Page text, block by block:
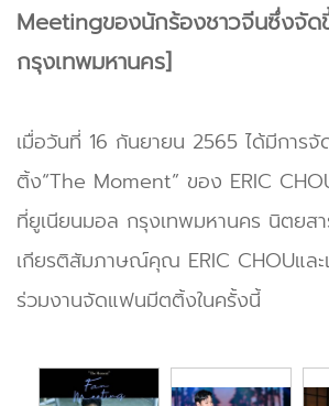
Meetingของนักร้องชาวจีนซึ่งจัด
กรุงเทพมหานคร]
เมื่อวันที่ 16 กันยายน 2565 ได้มีการ
ติ้ง“The Moment” ของ ERIC
ที่ยูเนียนมอล กรุงเทพมหานคร นิตยสา
เกียรติสัมภาษณ์คุณ ERIC CHOUและ
ร่วมงานจัดแฟนมีตติ้งในครั้งนี้